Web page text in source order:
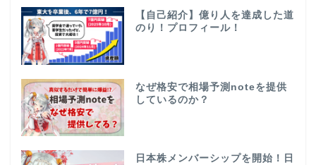
【自己紹介】億り人を達成した道
のり！プロフィール！
なぜ格安で相場予測noteを提供
しているのか？
日本株メンバーシップを開始！日